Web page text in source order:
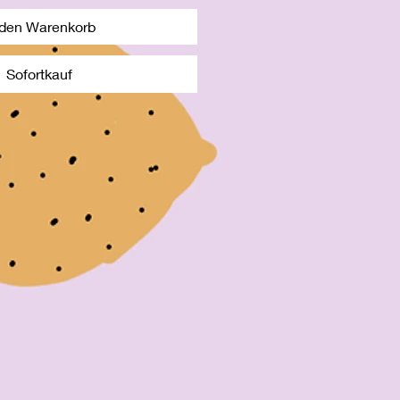
Warenkorb
Sofortkauf